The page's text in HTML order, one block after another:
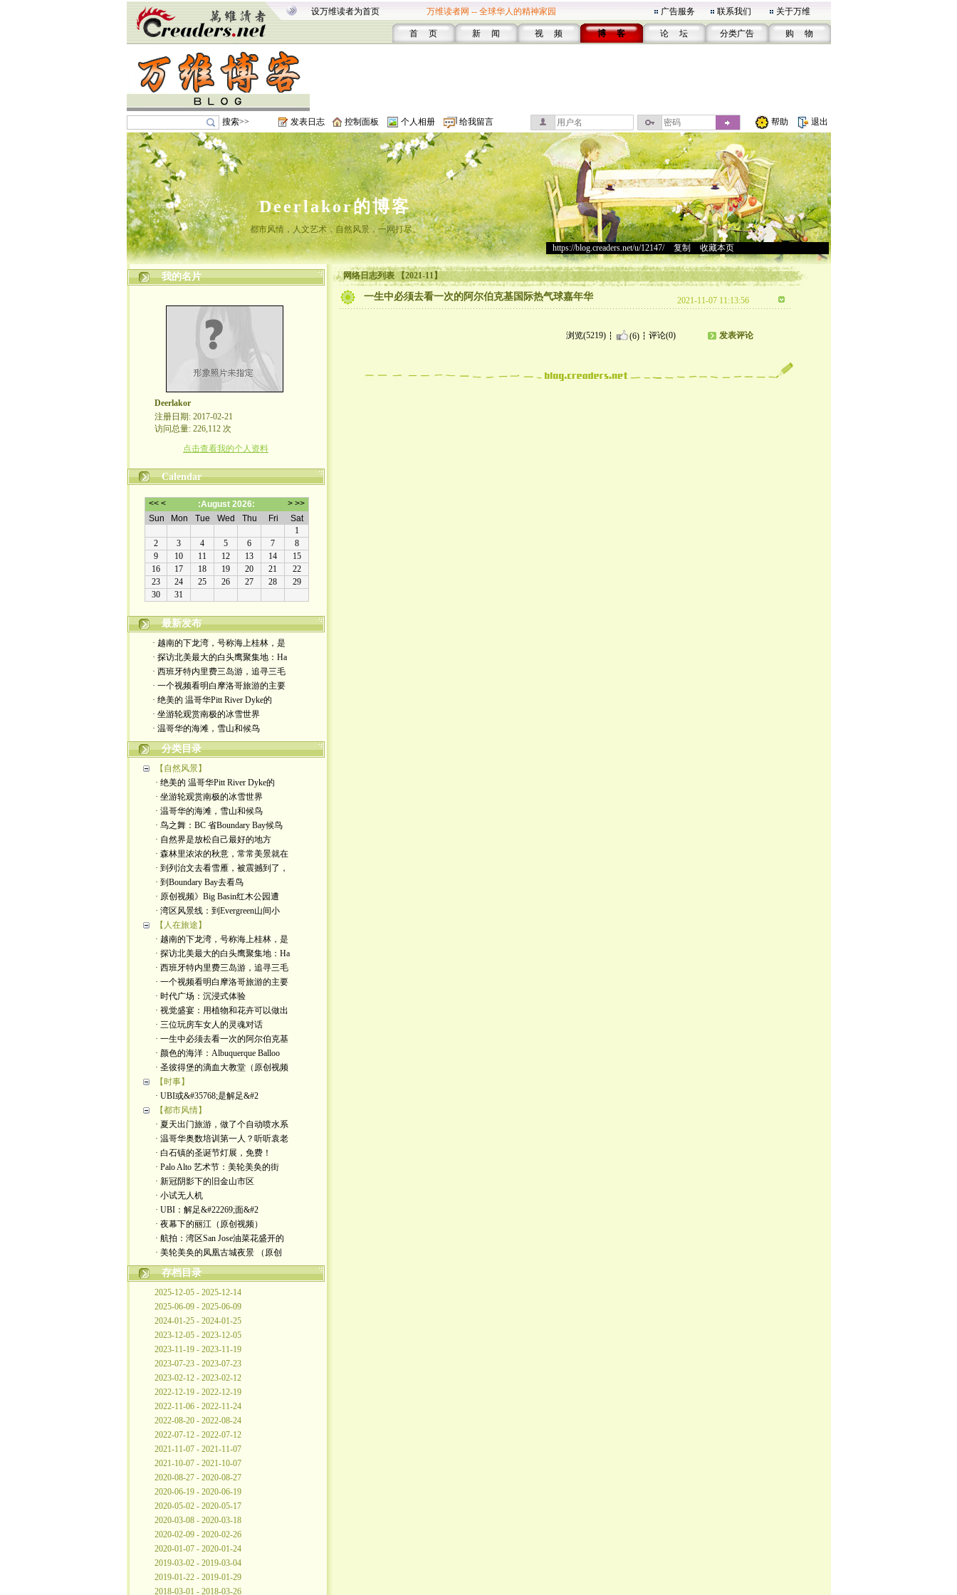
设万维读者为首页 万维读者网 -- 全球华人的精神家园 广告服务 联系我们 关于万维
首 页 新 闻 视 频 博 客 论 坛 分类广告 购 物
搜索>> 发表日志 控制面板 个人相册 给我留言 帮助 退出
Deerlakor的博客
都市风情，人文艺术，自然风景，一网打尽。
https://blog.creaders.net/u/12147/> 复制 收藏本页
我的名片
Deerlakor
注册日期: 2017-02-21
访问总量: 226,112 次
点击查看我的个人资料
Calendar
最新发布
· 越南的下龙湾，号称海上桂林，是
· 探访北美最大的白头鹰聚集地：Ha
· 西班牙特内里费三岛游，追寻三毛
· 一个视频看明白摩洛哥旅游的主要
· 绝美的 温哥华Pitt River Dyke的
· 坐游轮观赏南极的冰雪世界
· 温哥华的海滩，雪山和候鸟
分类目录
【自然风景】
· 绝美的 温哥华Pitt River Dyke的
· 坐游轮观赏南极的冰雪世界
· 温哥华的海滩，雪山和候鸟
· 鸟之舞：BC 省Boundary Bay候鸟
· 自然界是放松自己最好的地方
· 森林里浓浓的秋意，常常美景就在
· 到列治文去看雪雁，被震撼到了，
· 到Boundary Bay去看鸟
· 原创视频》Big Basin红木公园遭
· 湾区风景线：到Evergreen山间小
【人在旅途】
· 越南的下龙湾，号称海上桂林，是
· 探访北美最大的白头鹰聚集地：Ha
· 西班牙特内里费三岛游，追寻三毛
· 一个视频看明白摩洛哥旅游的主要
· 时代广场：沉浸式体验
· 视觉盛宴：用植物和花卉可以做出
· 三位玩房车女人的灵魂对话
· 一生中必须去看一次的阿尔伯克基
· 颜色的海洋：Albuquerque Balloo
· 圣彼得堡的滴血大教堂（原创视频
【时事】
· UBI或&#35768;是解足&#2
【都市风情】
· 夏天出门旅游，做了个自动喷水系
· 温哥华奥数培训第一人？听听袁老
· 白石镇的圣诞节灯展，免费！
· Palo Alto 艺术节：美轮美奂的街
· 新冠阴影下的旧金山市区
· 小试无人机
· UBI：解足&#22269;面&#2
· 夜幕下的丽江（原创视频）
· 航拍：湾区San Jose油菜花盛开的
· 美轮美奂的凤凰古城夜景 （原创
存档目录
2025-12-05 - 2025-12-14
2025-06-09 - 2025-06-09
2024-01-25 - 2024-01-25
2023-12-05 - 2023-12-05
2023-11-19 - 2023-11-19
2023-07-23 - 2023-07-23
2023-02-12 - 2023-02-12
2022-12-19 - 2022-12-19
2022-11-06 - 2022-11-24
2022-08-20 - 2022-08-24
2022-07-12 - 2022-07-12
2021-11-07 - 2021-11-07
2021-10-07 - 2021-10-07
2020-08-27 - 2020-08-27
2020-06-19 - 2020-06-19
2020-05-02 - 2020-05-17
2020-03-08 - 2020-03-18
2020-02-09 - 2020-02-26
2020-01-07 - 2020-01-24
2019-03-02 - 2019-03-04
2019-01-22 - 2019-01-29
2018-03-01 - 2018-03-26
网络日志列表 【2021-11】
一生中必须去看一次的阿尔伯克基国际热气球嘉年华 2021-11-07 11:13:56
浏览(5219) (6) 评论(0) 发表评论